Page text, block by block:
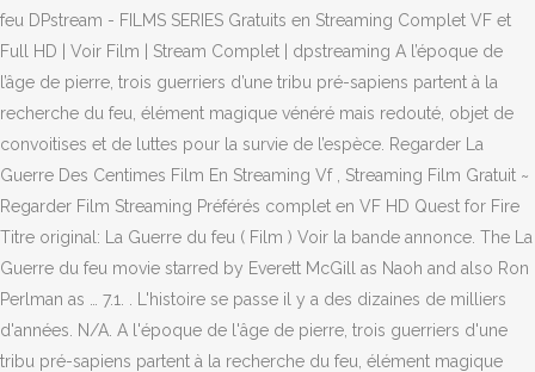
feu DPstream - FILMS SERIES Gratuits en Streaming Complet VF et
Full HD | Voir Film | Stream Complet | dpstreaming A l’époque de
l’âge de pierre, trois guerriers d’une tribu pré-sapiens partent à la
recherche du feu, élément magique vénéré mais redouté, objet de
convoitises et de luttes pour la survie de l’espèce. Regarder La
Guerre Des Centimes Film En Streaming Vf , Streaming Film Gratuit ~
Regarder Film Streaming Préférés complet en VF HD Quest for Fire
Titre original: La Guerre du feu ( Film ) Voir la bande annonce. The La
Guerre du feu movie starred by Everett McGill as Naoh and also Ron
Perlman as … 7.1. . L'histoire se passe il y a des dizaines de milliers
d'années. N/A. A l'époque de l'âge de pierre, trois guerriers d'une
tribu pré-sapiens partent à la recherche du feu, élément magique